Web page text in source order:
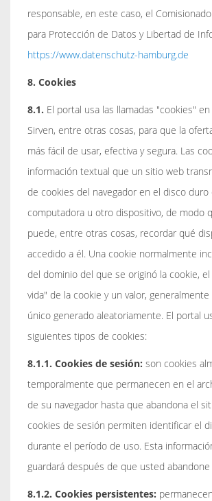
responsable, en este caso, el
para Protección de Datos y Libertad de
https://www.datenschutz-hamburg.de
8. Cookies
8.1. El portal usa las llamadas "cookies"
Sirven, entre otras cosas, para que la
más fácil de usar, efectiva y segura. Las
información textual que un sitio web
de cookies del navegador en el disco duro
computadora u otro dispositivo, de modo
puede, entre otras cosas, recordar qué
accedido a él. Una cookie normalmente
del dominio del que se originó la cookie,
vida" de la cookie y un valor,
único generado aleatoriamente. El portal
siguientes tipos de cookies:
8.1.1. Cookies de sesión: son cookies
temporalmente que permanecen en el
de su navegador hasta que abandona el
cookies de sesión permiten identificar el
durante el período de uso. Esta
guardará después de que usted
8.1.2. Cookies persistentes: